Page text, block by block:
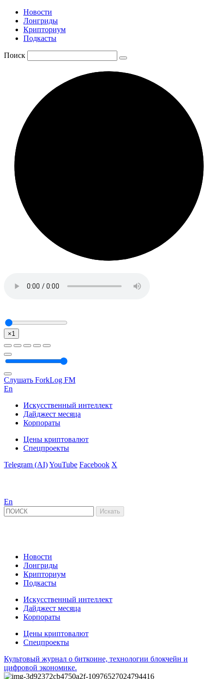
Новости
Лонгриды
Крипториум
Подкасты
Поиск
×1
Слушать ForkLog FM
En
Искусственный интеллект
Дайджест месяца
Корпораты
Цены криптовалют
Спецпроекты
Telegram (AI)YouTube Facebook X
En
Новости
Лонгриды
Крипториум
Подкасты
Искусственный интеллект
Дайджест месяца
Корпораты
Цены криптовалют
Спецпроекты
Культовый журнал о биткоине, технологии блокчейн и
цифровой экономике.